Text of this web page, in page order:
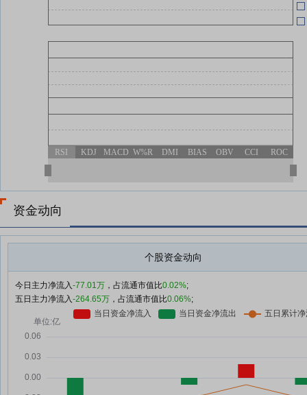
RSI KDJ MACD W%R DMI BIAS OBV CCI ROC
资金动向
个股资金动向
今日主力净流入-77.01万 ，占流通市值比0.02%;
五日主力净流入-264.65万 ，占流通市值比0.06%;